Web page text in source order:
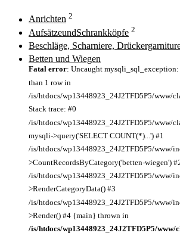
Anrichten 2
AufsätzeundSchrankköpfe 2
Beschläge, Scharniere,
Betten und Wiegen
Fatal error: Uncaught mysqli_sql_exception:
than 1 row in
/is/htdocs/wp13448923_24J2TFD5P5/www/
Stack trace: #0
/is/htdocs/wp13448923_24J2TFD5P5/www/
mysqli->query('SELECT COUNT(*)...') #1
/is/htdocs/wp13448923_24J2TFD5P5/www/
>CountRecordsByCategory('betten-wiegen')
/is/htdocs/wp13448923_24J2TFD5P5/www/
>RenderCategoryData() #3
/is/htdocs/wp13448923_24J2TFD5P5/www/
>Render() #4 {main} thrown in
/is/htdocs/wp13448923_24J2TFD5P5/www/